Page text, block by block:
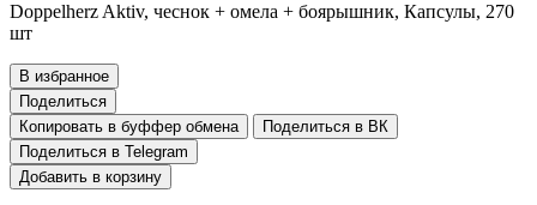
Doppelherz Aktiv, чеснок + омела + боярышник, Капсулы, 270
шт
В избранное
Поделиться
Копировать в буффер обмена
Поделиться в ВК
Поделиться в Telegram
Добавить в корзину